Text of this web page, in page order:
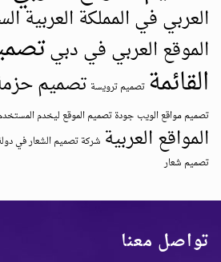
العربي في المملكة العربية
الموقع العربي في دبي
القائمة تصميم ترويسة تصميم
تصميم مواقع الويب جودة تصميم الموقع ليخدم
المواقع العربية شركة تصميم الشعار في
تصميم شعار
تواصل معنا